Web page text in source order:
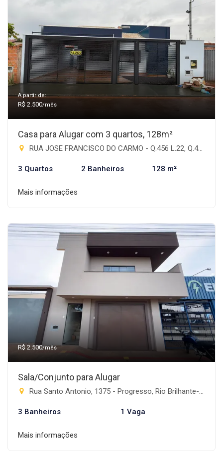
A partir de:
R$ 2.500/mês
Casa para Alugar com 3 quartos, 128m²
RUA JOSE FRANCISCO DO CARMO - Q.456 L.22, Q.459 L.22 - Antônia de Souza Barbosa, Rio Brilhante-MS
3 Quartos 2 Banheiros 128 m²
Mais informações
R$ 2.500/mês
Sala/Conjunto para Alugar
Rua Santo Antonio, 1375 - Progresso, Rio Brilhante-MS
3 Banheiros 1 Vaga
Mais informações